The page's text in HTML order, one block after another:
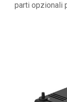
parti opzionali